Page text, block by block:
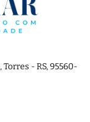
- RS, 95560-